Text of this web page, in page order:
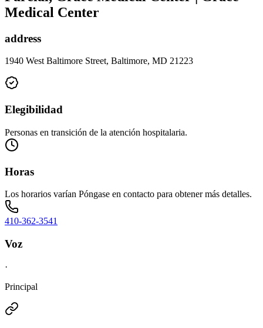
Medical Center
address
1940 West Baltimore Street, Baltimore, MD 21223
Elegibilidad
Personas en transición de la atención hospitalaria.
Horas
Los horarios varían Póngase en contacto para obtener más detalles.
410-362-3541
Voz
·
Principal